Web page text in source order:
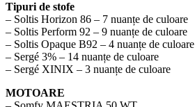
Tipuri de stofe
– Soltis Horizon 86 – 7 nuanțe de culoare
– Soltis Perform 92 – 9 nuanțe de culoare
– Soltis Opaque B92 – 4 nuanțe de culoare
– Sergé 3% – 14 nuanțe de culoare
– Sergé XINIX – 3 nuanțe de culoare
MOTOARE